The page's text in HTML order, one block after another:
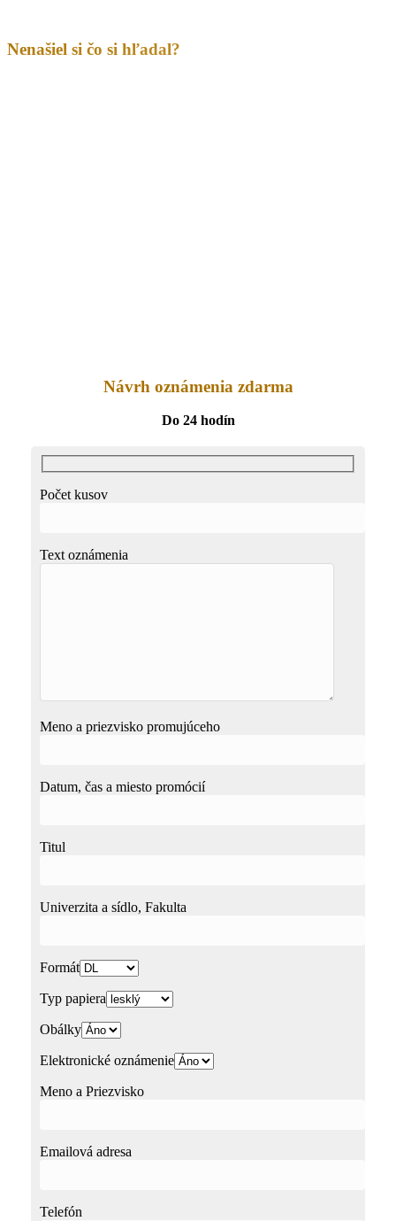
Nenašiel si čo si hľadal?
Návrh oznámenia zdarma
Do 24 hodín
Počet kusov
Text oznámenia
Meno a priezvisko promujúceho
Datum, čas a miesto promócií
Titul
Univerzita a sídlo, Fakulta
Formát
Typ papiera
Obálky
Elektronické oznámenie
Meno a Priezvisko
Emailová adresa
Telefón